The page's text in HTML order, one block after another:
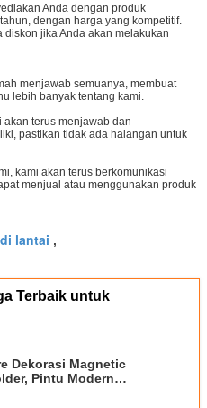
Anda dengan produk
dengan harga yang kompetitif.
jika Anda akan melakukan
menjawab semuanya, membuat
lebih banyak tentang kami.
terus menjawab dan
pastikan tidak ada halangan untuk
kami akan terus berkomunikasi
menjual atau menggunakan produk
lantai ,
Terbaik untuk
Dekorasi Magnetic
Pintu Modern